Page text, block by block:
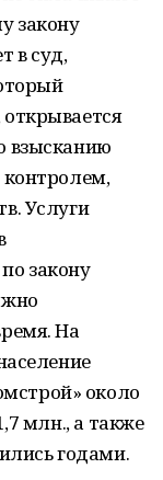
закону
в суд,
взысканию
контролем,
Услуги
закону
На
около
млн., а также
годами.